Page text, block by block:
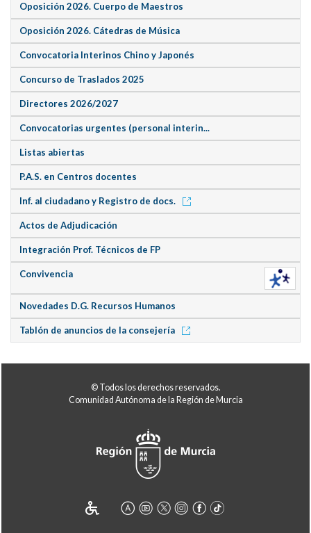
Oposición 2026. Cuerpo de Maestros
Oposición 2026. Cátedras de Música
Convocatoria Interinos Chino y Japonés
Concurso de Traslados 2025
Directores 2026/2027
Convocatorias urgentes (personal interin...
Listas abiertas
P.A.S. en Centros docentes
Inf. al ciudadano y Registro de docs.
Actos de Adjudicación
Integración Prof. Técnicos de FP
Convivencia
Novedades D.G. Recursos Humanos
Tablón de anuncios de la consejería
© Todos los derechos reservados.
Comunidad Autónoma de la Región de Murcia